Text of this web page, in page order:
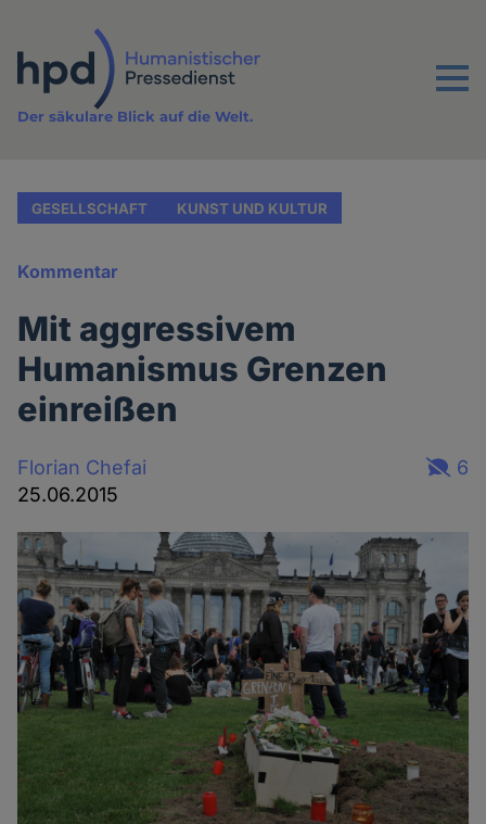
Inhalt
Menu
Der säkulare Blick auf die Welt.
GESELLSCHAFT KUNST UND KULTUR
Kommentar
Mit aggressivem
Humanismus Grenzen
einreißen
Florian Chefai
25.06.2015
6